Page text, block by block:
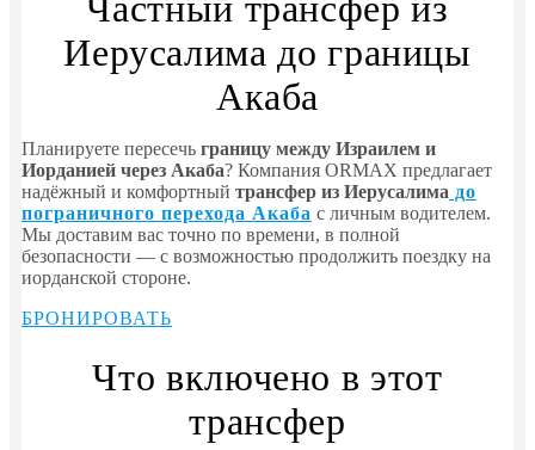
Иерусалима до границы
Акаба
Планируете пересечь границу между Израилем и
Иорданией через Акаба? Компания ORMAX предлагает
надёжный и комфортный трансфер из Иерусалима до
пограничного перехода Акаба с личным водителем.
Мы доставим вас точно по времени, в полной
безопасности — с возможностью продолжить поездку на
иорданской стороне.
БРОНИРОВАТЬ
Что включено в этот
трансфер